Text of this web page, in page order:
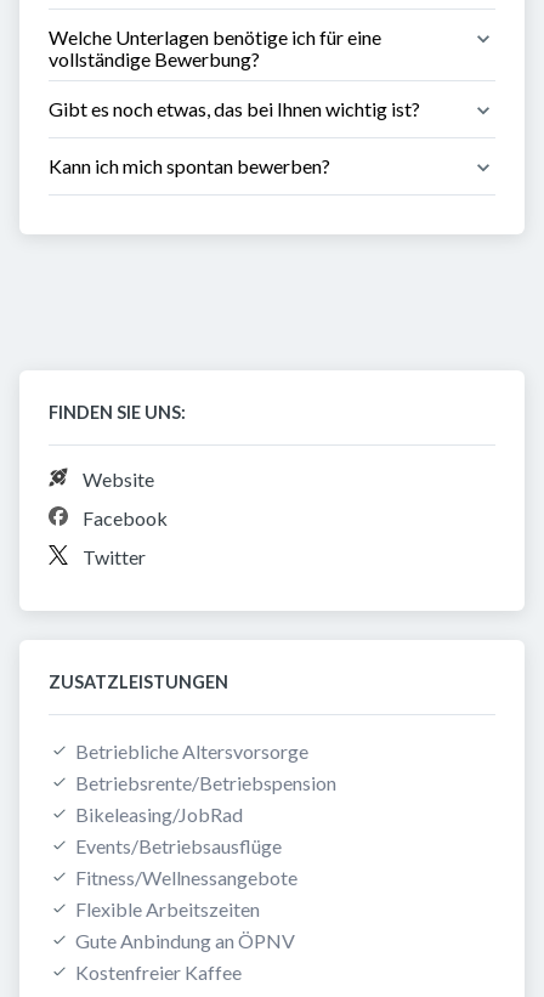
Welche Unterlagen benötige ich für eine
vollständige Bewerbung?
Gibt es noch etwas, das bei Ihnen wichtig ist?
Kann ich mich spontan bewerben?
FINDEN SIE UNS:
Website
Facebook
Twitter
ZUSATZLEISTUNGEN
Betriebliche Altersvorsorge
Betriebsrente/Betriebspension
Bikeleasing/JobRad
Events/Betriebsausflüge
Fitness/Wellnessangebote
Flexible Arbeitszeiten
Gute Anbindung an ÖPNV
Kostenfreier Kaffee